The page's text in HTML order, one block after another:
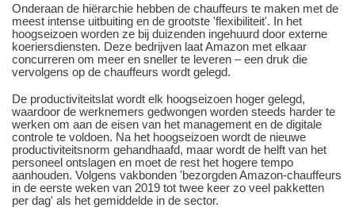
Onderaan de hiërarchie hebben de chauffeurs te maken met de
meest intense uitbuiting en de grootste 'flexibiliteit'. In het
hoogseizoen worden ze bij duizenden ingehuurd door externe
koeriersdiensten. Deze bedrijven laat Amazon met elkaar
concurreren om meer en sneller te leveren – een druk die
vervolgens op de chauffeurs wordt gelegd.
De productiviteitslat wordt elk hoogseizoen hoger gelegd,
waardoor de werknemers gedwongen worden steeds harder te
werken om aan de eisen van het management en de digitale
controle te voldoen. Na het hoogseizoen wordt de nieuwe
productiviteitsnorm gehandhaafd, maar wordt de helft van het
personeel ontslagen en moet de rest het hogere tempo
aanhouden. Volgens vakbonden 'bezorgden Amazon-chauffeurs
in de eerste weken van 2019 tot twee keer zo veel pakketten
per dag' als het gemiddelde in de sector.